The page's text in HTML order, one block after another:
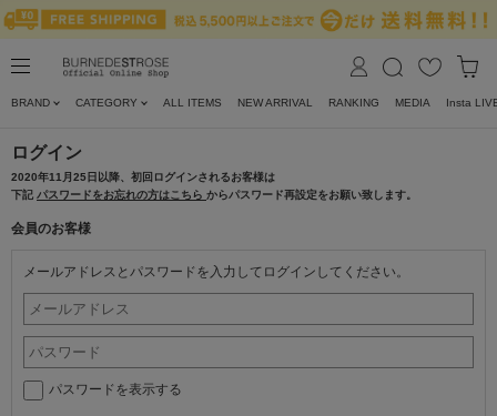
BRAND CATEGORY ALL ITEMS NEW ARRIVAL RANKING MEDIA Insta
ログイン
2020年11月25日以降、初回ログインされるお客様は
下記 パスワードをお忘れの方はこちら からパスワード再設定をお願い致します。
会員のお客様
メールアドレスとパスワードを入力してログインしてください。
パスワードを表示する